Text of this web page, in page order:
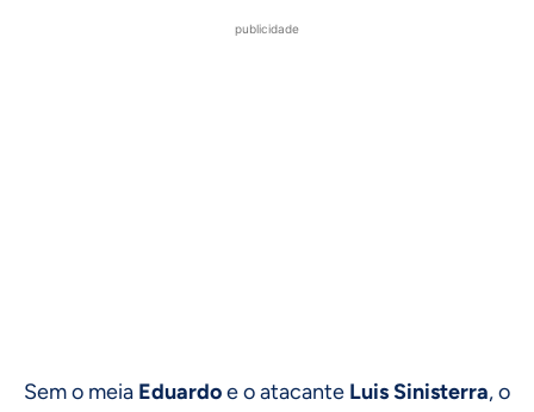
publicidade
Sem o meia Eduardoe o atacante Luis Sinisterra, o